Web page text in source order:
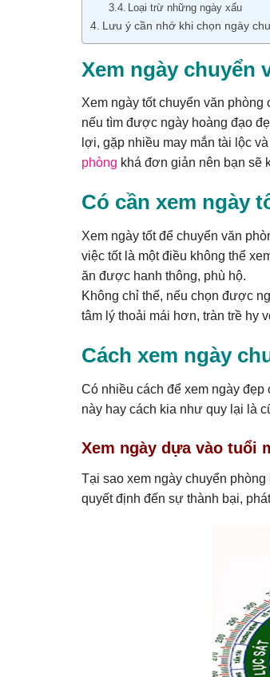
Loại trừ những ngày xấu
Lưu ý cần nhớ khi chọn ngày
Xem ngày chuyển
Xem ngày tốt chuyển văn
nếu tìm được ngày hoàng đạo
lợi, gặp nhiều may mắn tài lộc
phòng khá đơn giản nên bạn sẽ
Có cần xem ngày
Xem ngày tốt để chuyển văn
việc tốt là một điều không thể
ăn được hanh thông, phù hộ.
Không chỉ thế, nếu chọn được
tâm lý thoải mái hơn, tràn trề hy
Cách xem ngày
Có nhiều cách để xem ngày
này hay cách kia như quy lại là
Xem ngày dựa vào tuổi
Tại sao xem ngày chuyển
quyết định đến sự thành bại,